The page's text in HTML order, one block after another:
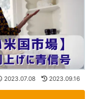
2023.07.08 2023.09.16